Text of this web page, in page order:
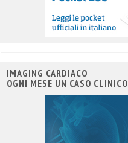
IMAGING CARDIACO
OGNI MESE UN CASO CLINICO